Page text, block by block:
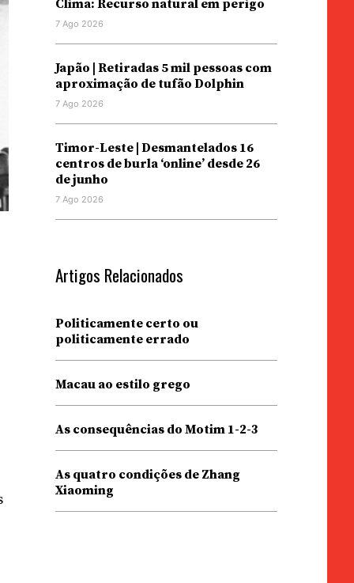
Clima: Recurso natural em perigo
7 Ago 2026
Japão | Retiradas 5 mil pessoas com
aproximação de tufão Dolphin
7 Ago 2026
Timor-Leste | Desmantelados 16
centros de burla ‘online’ desde 26
de junho
7 Ago 2026
Artigos Relacionados
Politicamente certo ou
politicamente errado
Macau ao estilo grego
As consequências do Motim 1-2-3
As quatro condições de Zhang
Xiaoming